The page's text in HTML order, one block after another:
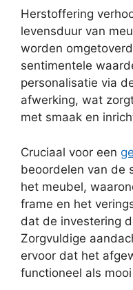
Herstoffering
levensduur van
worden
sentimentele
personalisatie via
afwerking, wat
met smaak en
Cruciaal voor een
beoordelen van de
het meubel,
frame en het
dat de investering
Zorgvuldige
ervoor dat het
functioneel als